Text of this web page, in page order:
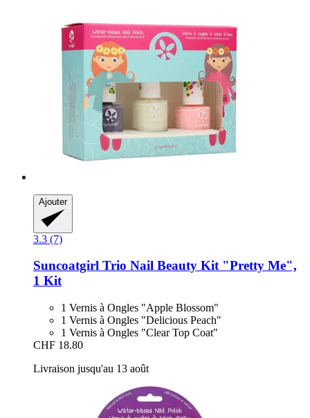
Ajouter
3.3 (7)
Suncoatgirl Trio Nail Beauty Kit "Pretty Me",
1 Kit
1 Vernis à Ongles "Apple Blossom"
1 Vernis à Ongles "Delicious Peach"
1 Vernis à Ongles "Clear Top Coat"
CHF 18.80
Livraison jusqu'au 13 août